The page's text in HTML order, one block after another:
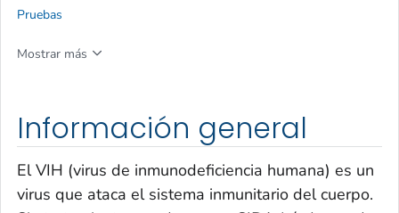
Información general
El VIH (virus de inmunodeficiencia humana) es un
virus que ataca el sistema inmunitario del cuerpo.
Pruebas
Mostrar más